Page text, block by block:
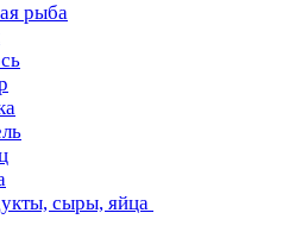
рыба
сыры, яйца